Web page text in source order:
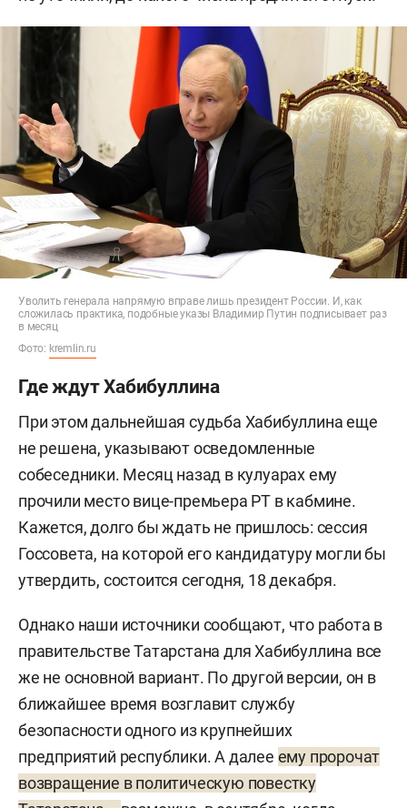
Уволить генерала напрямую вправе лишь президент России. И, как
сложилась практика, подобные указы Владимир Путин подписывает раз
в месяц
Фото: kremlin.ru
Где ждут Хабибуллина
При этом дальнейшая судьба Хабибуллина еще
не решена, указывают осведомленные
собеседники. Месяц назад в кулуарах ему
прочили место вице-премьера РТ в кабмине.
Кажется, долго бы ждать не пришлось: сессия
Госсовета, на которой его кандидатуру могли бы
утвердить, состоится сегодня, 18 декабря.
Однако наши источники сообщают, что работа в
правительстве Татарстана для Хабибуллина все
же не основной вариант. По другой версии, он в
ближайшее время возглавит службу
безопасности одного из крупнейших
предприятий республики. А далее ему пророчат
возвращение в политическую повестку